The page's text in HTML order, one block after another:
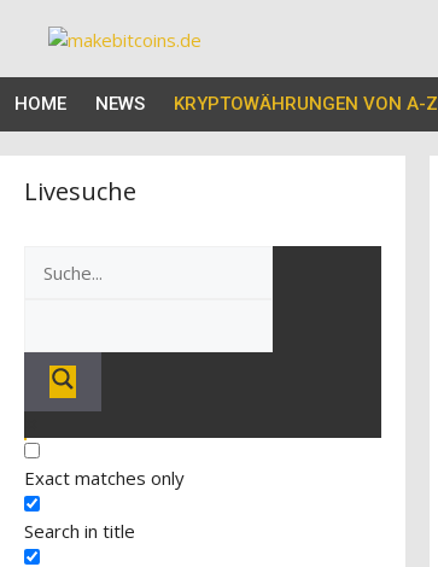
HOME NEWS KRYPTOWÄHRUNGEN VON A-Z
Livesuche
Exact matches only
Search in title